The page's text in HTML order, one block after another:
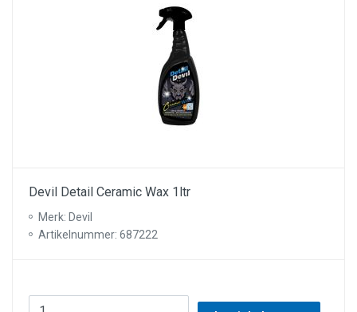
Devil Detail Ceramic Wax 1ltr
Merk: Devil
Artikelnummer: 687222